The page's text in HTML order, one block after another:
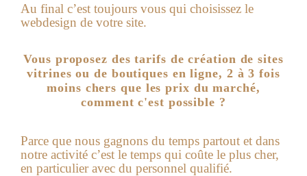
Au final c’est toujours vous qui choisissez le
webdesign de votre site.
Vous proposez des tarifs de création de sites
vitrines ou de boutiques en ligne, 2 à 3 fois
moins chers que les prix du marché,
comment c'est possible ?
Parce que nous gagnons du temps partout et dans
notre activité c’est le temps qui coûte le plus cher,
en particulier avec du personnel qualifié.